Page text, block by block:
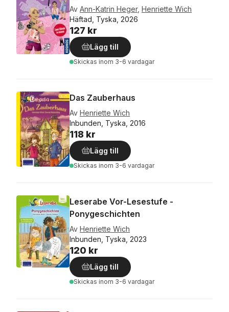
Av Ann-Katrin Heger, Henriette Wich
Häftad, Tyska, 2026
127 kr
Lägg till
Skickas inom 3-6 vardagar
Das Zauberhaus
Av Henriette Wich
Inbunden, Tyska, 2016
118 kr
Lägg till
Skickas inom 3-6 vardagar
Leserabe Vor-Lesestufe -
Ponygeschichten
Av Henriette Wich
Inbunden, Tyska, 2023
120 kr
Lägg till
Skickas inom 3-6 vardagar